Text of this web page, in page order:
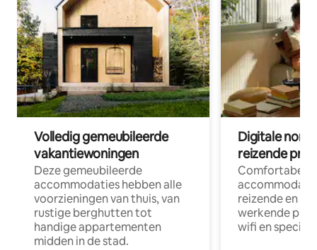
Volledig gemeubileerde
vakantiewoningen
Deze gemeubileerde
accommodaties hebben alle
voorzieningen van thuis, van
rustige berghutten tot
handige appartementen
midden in de stad.
Digitale
reizende
Comfortabele
reizende en
werkende
wifi en